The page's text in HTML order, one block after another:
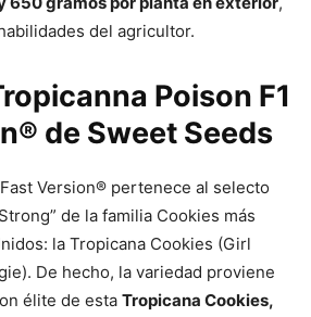
del agricultor.
Poison F1
de Sweet Seeds
Version® pertenece al selecto
de la familia Cookies más
la Tropicana Cookies (Girl
De hecho, la variedad proviene
élite de esta Tropicana Cookies,